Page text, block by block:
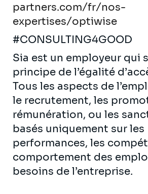
partners.com/fr/nos-
expertises/optiwise
#CONSULTING4GOOD
Sia est un employeur qui
principe de l’égalité
Tous les aspects de
le recrutement, les
rémunération, ou les
basés uniquement sur les
performances, les
comportement des
besoins de l’entreprise.